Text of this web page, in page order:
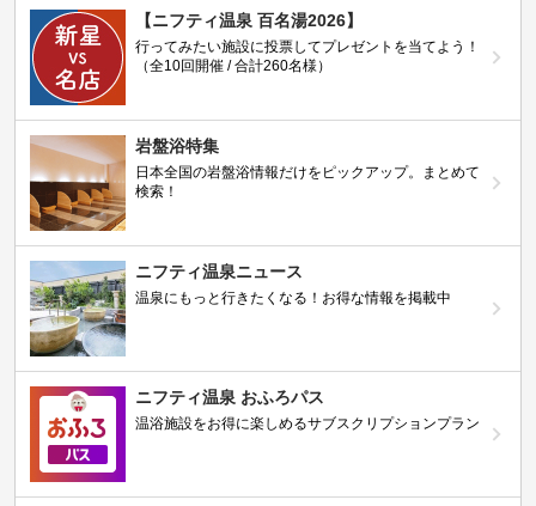
【ニフティ温泉 百名湯2026】
行ってみたい施設に投票してプレゼントを当てよう！
（全10回開催 / 合計260名様）
岩盤浴特集
日本全国の岩盤浴情報だけをピックアップ。まとめて
検索！
ニフティ温泉ニュース
温泉にもっと行きたくなる！お得な情報を掲載中
ニフティ温泉 おふろパス
温浴施設をお得に楽しめるサブスクリプションプラン